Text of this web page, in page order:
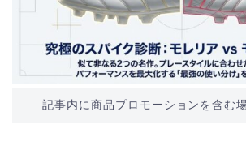
記事内に商品プロモーションを含む